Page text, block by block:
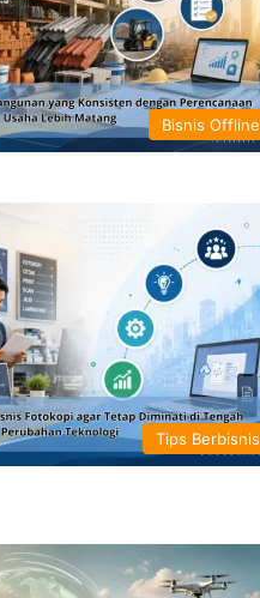
Bisnis Offline
Tips Berbisnis